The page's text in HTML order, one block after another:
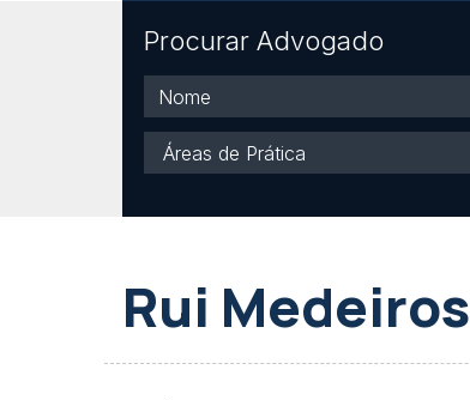
Procurar Advogado
Nome
Áreas
de
Rui Medeiros